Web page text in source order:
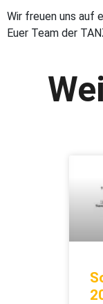
Wir freuen uns auf
Euer Team der